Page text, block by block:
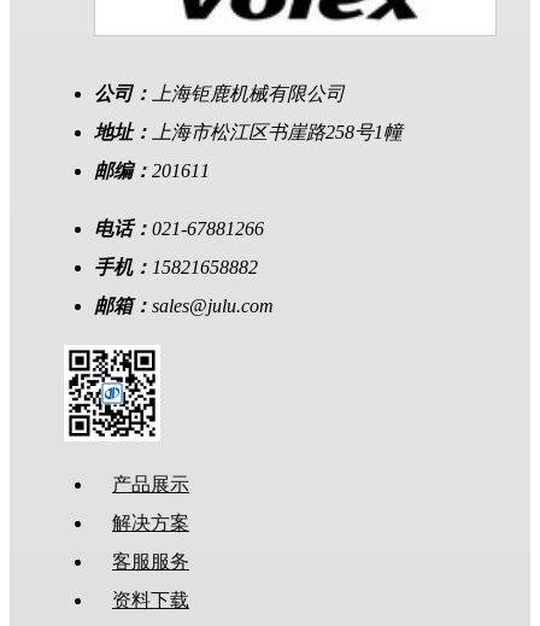
公司：
上海钜鹿机械有限公司
地址：
上海市松江区书崖路258号1幢
邮编： 201611
电话： 021-67881266
手机： 15821658882
邮箱： sales@julu.com
产品展示
解决方案
客服服务
资料下载